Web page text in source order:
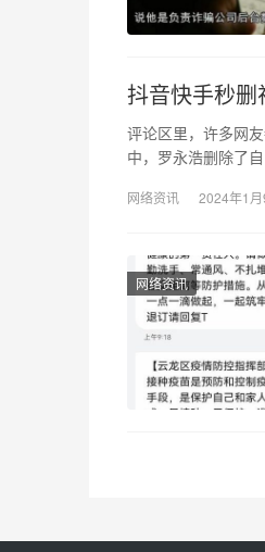
抖音快手秒删
评论区里，许多网
中，罗永浩删除了
网络资讯 2024年1月
网络资讯